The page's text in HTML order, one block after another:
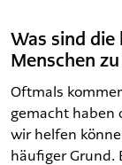
Was sind
Menschen
Oftmals
gemacht haben
wir helfen
häufiger Grund.